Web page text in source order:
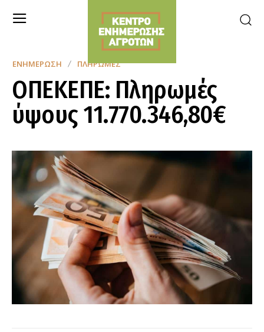
ΕΝΗΜΈΡΩΣΗ ΠΛΗΡΩΜΈΣ
ΟΠΕΚΕΠΕ: Πληρωμές
ύψους 11.770.346,80€